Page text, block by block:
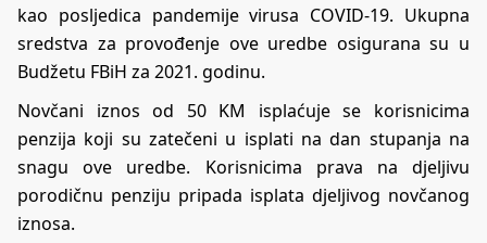
kao posljedica pandemije virusa COVID-19. Ukupna
sredstva za provođenje ove uredbe osigurana su u
Budžetu FBiH za 2021. godinu.
Novčani iznos od 50 KM isplaćuje se korisnicima
penzija koji su zatečeni u isplati na dan stupanja na
snagu ove uredbe. Korisnicima prava na djeljivu
porodičnu penziju pripada isplata djeljivog novčanog
iznosa.